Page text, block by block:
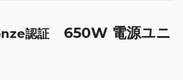
認証 650W 電源ユニ